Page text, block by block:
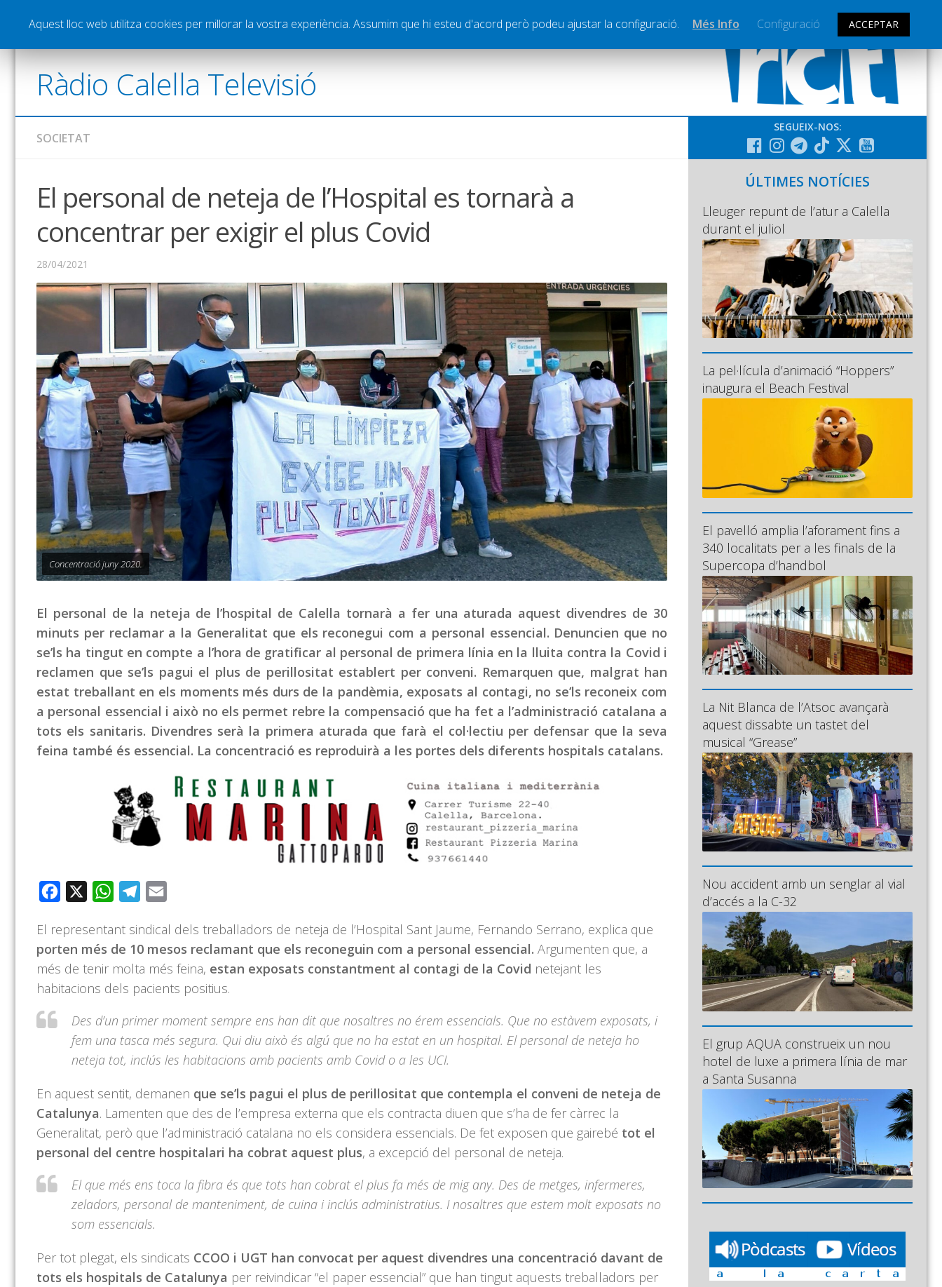
Notícies Esports Pòdcasts Vídeos Graella Publicitat Contacte
Ràdio Calella Televisió
SOCIETAT
El personal de neteja de l’Hospital es tornarà a
concentrar per exigir el plus Covid
28/04/2021
Concentració juny 2020.
El personal de la neteja de l’hospital de Calella tornarà a fer una aturada aquest divendres de 30
minuts per reclamar a la Generalitat que els reconegui com a personal essencial. Denuncien que no
se’ls ha tingut en compte a l’hora de gratificar al personal de primera línia en la lluita contra la Covid i
reclamen que se’ls pagui el plus de perillositat establert per conveni. Remarquen que, malgrat han
estat treballant en els moments més durs de la pandèmia, exposats al contagi, no se’ls reconeix com
a personal essencial i això no els permet rebre la compensació que ha fet a l’administració catalana a
tots els sanitaris. Divendres serà la primera aturada que farà el col·lectiu per defensar que la seva
feina també és essencial. La concentració es reproduirà a les portes dels diferents hospitals catalans.
Facebook WhatsAppTelegram
El representant sindical dels treballadors de neteja de l’Hospital Sant Jaume, Fernando Serrano, explica que
porten més de 10 mesos reclamant que els reconeguin com a personal essencial. Argumenten que, a
més de tenir molta més feina, estan exposats constantment al contagi de la Covid netejant les
habitacions dels pacients positius.
Des d’un primer moment sempre ens han dit que nosaltres no érem essencials. Que no estàvem exposats, i
fem una tasca més segura. Qui diu això és algú que no ha estat en un hospital. El personal de neteja ho
neteja tot, inclús les habitacions amb pacients amb Covid o a les UCI.
En aquest sentit, demanen que se’ls pagui el plus de perillositat que contempla el conveni de neteja de
Catalunya. Lamenten que des de l’empresa externa que els contracta diuen que s’ha de fer càrrec la
Generalitat, però que l’administració catalana no els considera essencials. De fet exposen que gairebé tot el
personal del centre hospitalari ha cobrat aquest plus, a excepció del personal de neteja.
El que més ens toca la fibra és que tots han cobrat el plus fa més de mig any. Des de metges, infermeres,
zeladors, personal de manteniment, de cuina i inclús administratius. I nosaltres que estem molt exposats no
som essencials.
Per tot plegat, els sindicats CCOO i UGT han convocat per aquest divendres una concentració davant de
tots els hospitals de Catalunya per reivindicar “el paper essencial” que han tingut aquests treballadors per
SEGUEIX-NOS:
ÚLTIMES NOTÍCIES
Lleuger repunt de l’atur a Calella
durant el juliol
La pel·lícula d’animació “Hoppers”
inaugura el Beach Festival
El pavelló amplia l’aforament fins a
340 localitats per a les finals de la
Supercopa d’handbol
La Nit Blanca de l’Atsoc avançarà
aquest dissabte un tastet del
musical “Grease”
Nou accident amb un senglar al vial
d’accés a la C-32
El grup AQUA construeix un nou
hotel de luxe a primera línia de mar
a Santa Susanna
Aquest lloc web utilitza cookies per millorar la vostra experiència. Assumim que hi esteu d'acord però podeu ajustar la configuració. Més Info Configuració ACCEPTAR